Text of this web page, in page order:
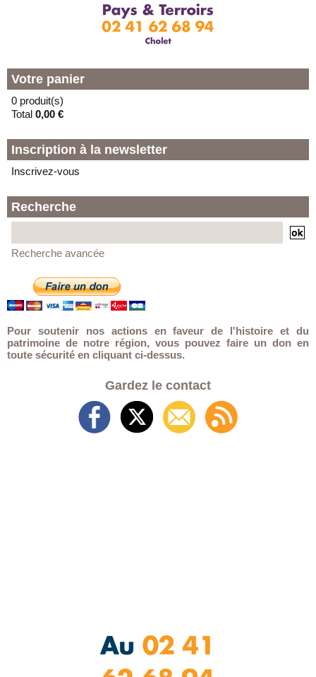
Votre panier
0 produit(s)
Total 0,00 €
Inscription à la newsletter
Inscrivez-vous
Recherche
Recherche avancée
Pour soutenir nos actions en faveur de l'histoire et du
patrimoine de notre région, vous pouvez faire un don en
toute sécurité en cliquant ci-dessus.
Gardez le contact